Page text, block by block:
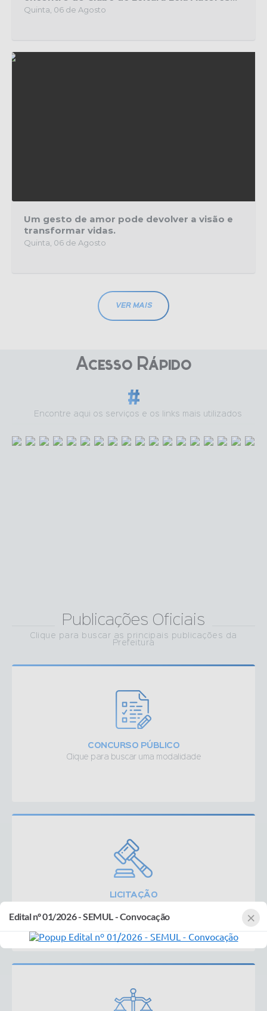
Quinta, 06 de Agosto
Um gesto de amor pode devolver a visão e
transformar vidas.
Quinta, 06 de Agosto
VER MAIS
Acesso Ràpido
Encontre aqui os serviços e os links mais utilizados
Publicações Oficiais
Clique para buscar as principais publicações da
Prefeitura
CONCURSO PÚBLICO
Clique para buscar uma modalidade
LICITAÇÃO
×
Edital nº 01/2026 - SEMUL - Convocação